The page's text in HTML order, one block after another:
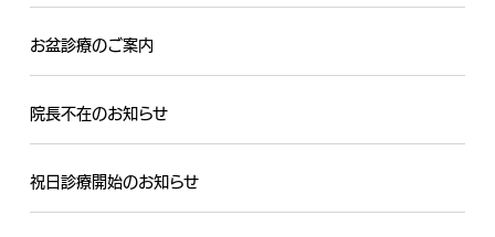
お盆診療のご案内
院長不在のお知らせ
祝日診療開始のお知らせ